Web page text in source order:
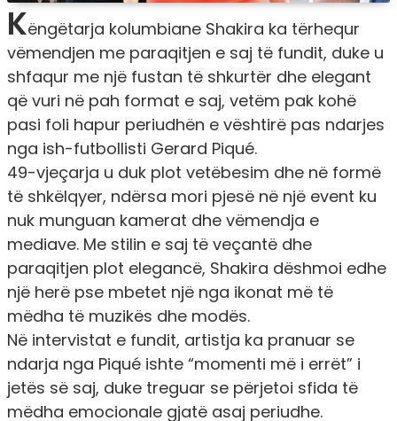
Këngëtarja kolumbiane Shakira ka tërhequr
vëmendjen me paraqitjen e saj të fundit, duke u
shfaqur me një fustan të shkurtër dhe elegant
që vuri në pah format e saj, vetëm pak kohë
pasi foli hapur periudhën e vështirë pas ndarjes
nga ish-futbollisti Gerard Piqué.
49-vjeçarja u duk plot vetëbesim dhe në formë
të shkëlqyer, ndërsa mori pjesë në një event ku
nuk munguan kamerat dhe vëmendja e
mediave. Me stilin e saj të veçantë dhe
paraqitjen plot elegancë, Shakira dëshmoi edhe
një herë pse mbetet një nga ikonat më të
mëdha të muzikës dhe modës.
Në intervistat e fundit, artistja ka pranuar se
ndarja nga Piqué ishte “momenti më i errët” i
jetës së saj, duke treguar se përjetoi sfida të
mëdha emocionale gjatë asaj periudhe.